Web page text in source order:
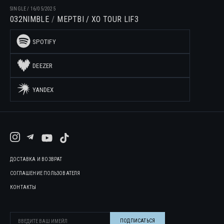
SINGLE/ 16/05/2025
032NIMBLE МЕРТВІ / XO TOUR LIF3
SPOTIFY
DEEZER
YANDEX
ДОСТАВКА И ВОЗВРАТ
СОГЛАШЕНИЕ ПОЛЬЗОВАТЕЛЯ
КОНТАКТЫ